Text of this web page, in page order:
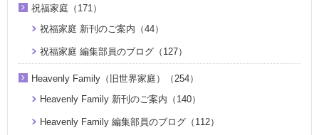
祝福家庭（171）
祝福家庭 新刊のご案内（44）
祝福家庭 編集部員のブログ（127）
Heavenly Family（旧世界家庭）（254）
Heavenly Family 新刊のご案内（140）
Heavenly Family 編集部員のブログ（112）